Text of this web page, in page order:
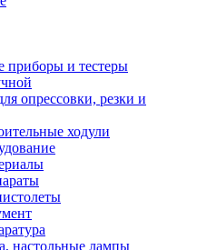
приборы и тестеры
опрессовки, резки и
ходули
настольные лампы